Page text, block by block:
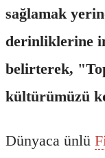
sağlamak
derinliklerine
belirterek,
kültürümüzü
Dünyaca ünlü